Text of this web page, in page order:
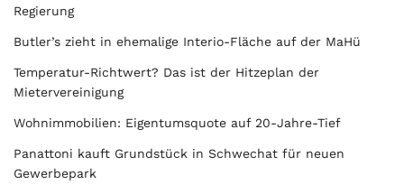
Regierung
Butler’s zieht in ehemalige Interio-Fläche auf der MaHü
Temperatur-Richtwert? Das ist der Hitzeplan der
Mietervereinigung
Wohnimmobilien: Eigentumsquote auf 20-Jahre-Tief
Panattoni kauft Grundstück in Schwechat für neuen
Gewerbepark